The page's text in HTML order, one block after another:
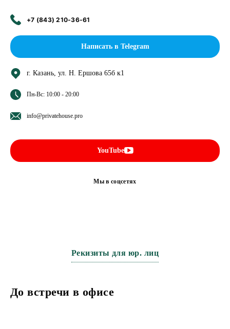
+7 (843) 210-36-61
Написать в Telegram
г. Казань, ул. Н. Ершова 65б к1
Пн-Вс: 10:00 - 20:00
info@privatehouse.pro
YouTube
Мы в соцсетях
Рекизиты для юр. лиц
До встречи в офисе